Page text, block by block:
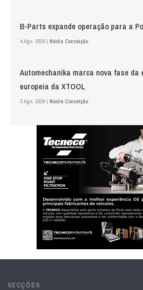
B-Parts expande operação para a
4 Ago. 2026 | Nádia Conceição
Automechanika marca nova fase da
europeia da XTOOL
3 Ago. 2026 | Nádia Conceição
SECÇÕES